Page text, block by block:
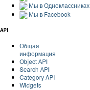
Мы в Одноклассниках
Мы в Facebook
API
Общая
информация
Object API
Search API
Category API
Widgets